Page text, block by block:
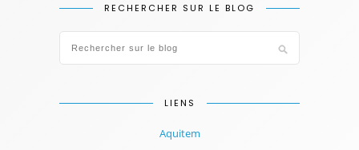
RECHERCHER SUR LE BLOG
LIENS
Aquitem